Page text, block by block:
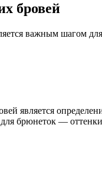
бровей
важным шагом
является
брюнеток —